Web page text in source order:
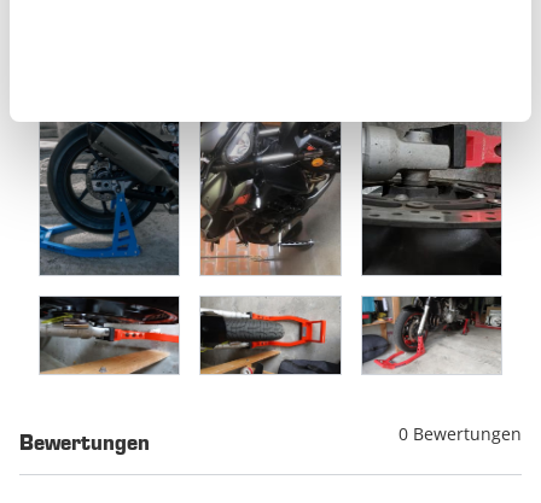
Bewertungen 0 Bewertungen